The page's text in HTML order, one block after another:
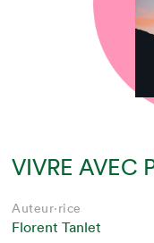
VIVRE AVEC
Auteur·rice
Florent Tanlet